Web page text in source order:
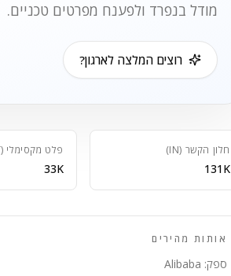
מודל בנפרד ולפענח מפרטים טכניים.
רוצים המלצה לארגון?
חלון הקשר (IN)
131K
פלט מקסימלי (OUT)
33K
אותות מהירים
ספק: Alibaba